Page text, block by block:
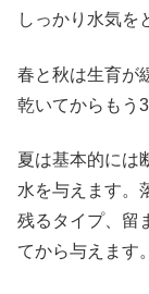
しっかり水気を
春と秋は生育が
乾いてからもう
夏は基本的には
水を与えます。
残るタイプ、留
てから与えます。